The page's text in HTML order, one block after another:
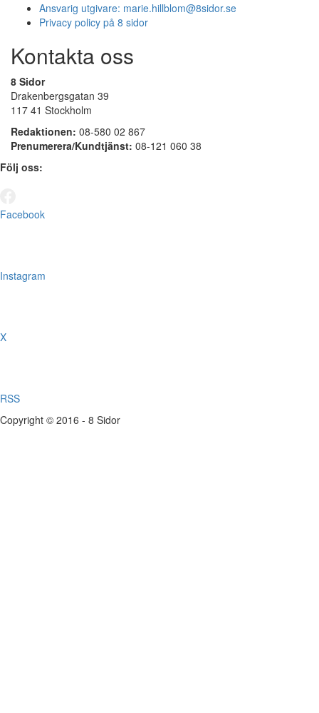
Ansvarig utgivare: marie.hillblom@8sidor.se
Privacy policy på 8 sidor
Kontakta oss
8 Sidor
Drakenbergsgatan 39
117 41 Stockholm
Redaktionen: 08-580 02 867
Prenumerera/Kundtjänst: 08-121 060 38
Följ oss:
Facebook
Instagram
X
RSS
Copyright © 2016 - 8 Sidor